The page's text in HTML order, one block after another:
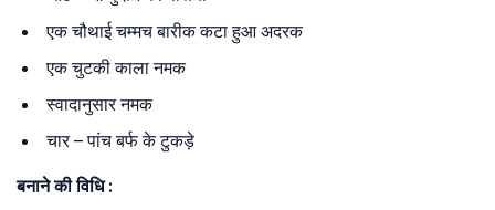
एक चौथाई चम्मच बारीक कटा हुआ अदरक
एक चुटकी काला नमक
स्वादानुसार नमक
चार – पांच बर्फ के टुकड़े
बनाने की विधि :